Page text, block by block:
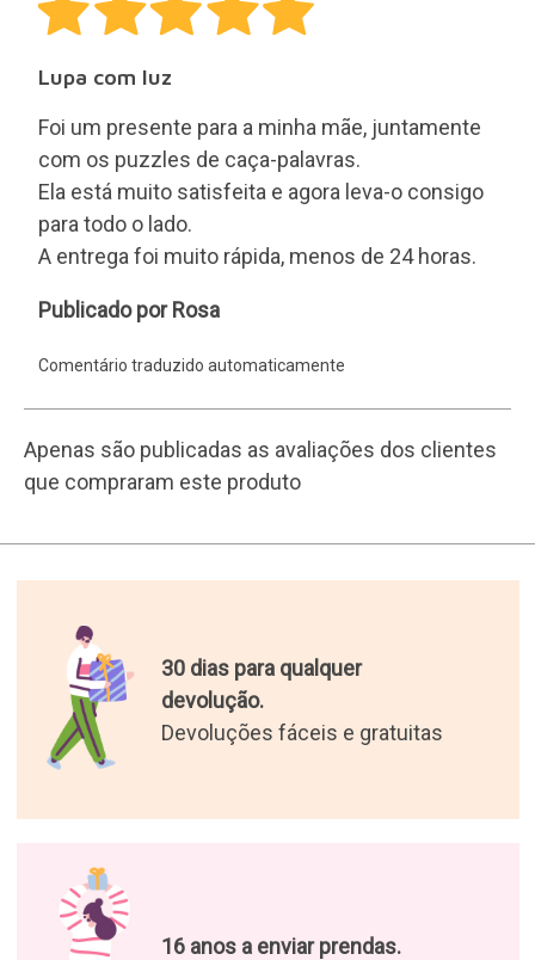
Lupa com luz
Foi um presente para a minha mãe, juntamente
com os puzzles de caça-palavras.
Ela está muito satisfeita e agora leva-o consigo
para todo o lado.
A entrega foi muito rápida, menos de 24 horas.
Rosa
Publicado por Rosa
Comentário traduzido automaticamente
Apenas são publicadas as avaliações dos clientes
que compraram este produto
30 dias para qualquer
devolução.
Devoluções fáceis e gratuitas
16 anos a enviar prendas.